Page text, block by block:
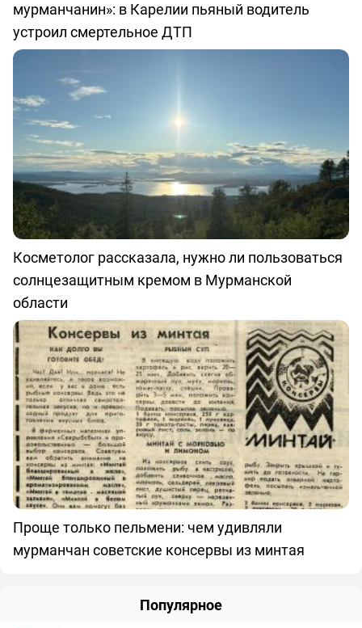
мурманчанин»: в Карелии пьяный водитель
устроил смертельное ДТП
Косметолог рассказала, нужно ли пользоваться
солнцезащитным кремом в Мурманской
области
Проще только пельмени: чем удивляли
мурманчан советские консервы из минтая
Популярное